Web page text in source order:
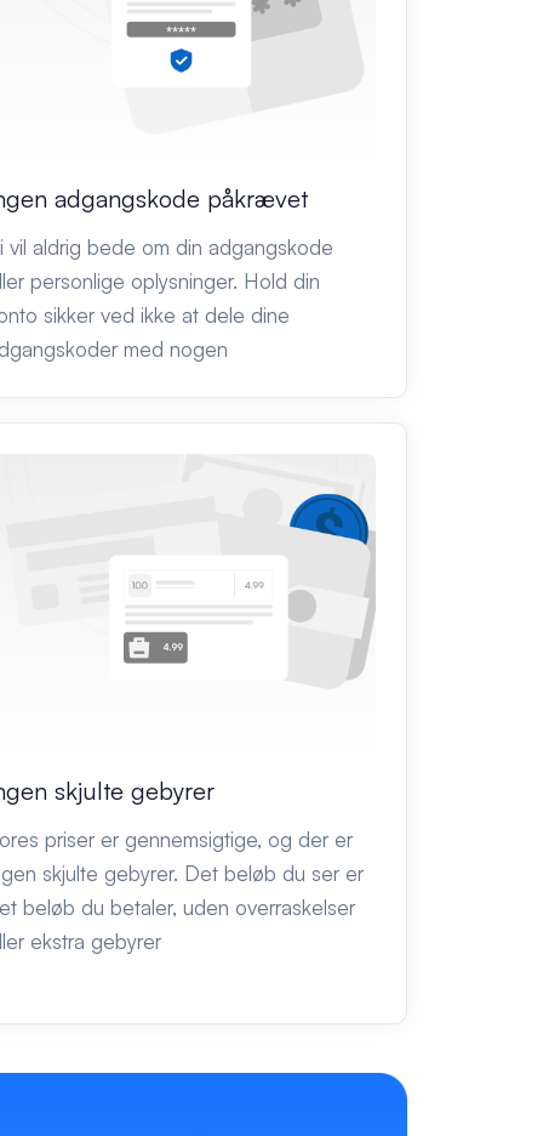
adgangskode påkrævet
vil aldrig bede om din adgangskode
personlige oplysninger. Hold din
sikker ved ikke at dele dine
med nogen
skjulte gebyrer
priser er gennemsigtige, og der er
skjulte gebyrer. Det beløb du ser er
beløb du betaler, uden overraskelser
ekstra gebyrer